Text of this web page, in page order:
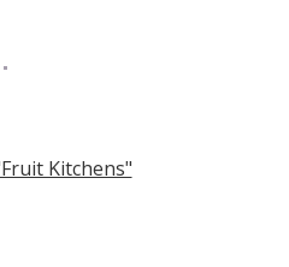
Kitchens"